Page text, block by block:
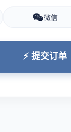
微信
⚡ 提交订单